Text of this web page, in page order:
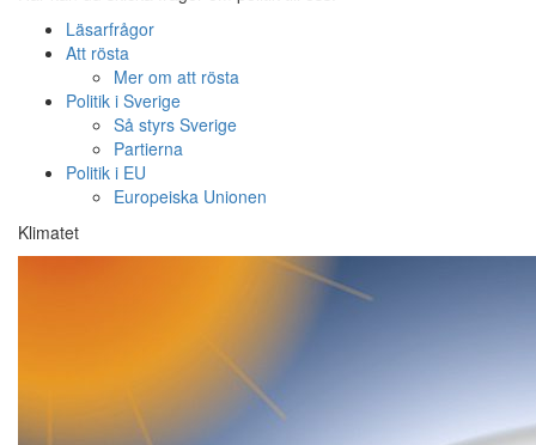
Läsarfrågor
Att rösta
Mer om att rösta
Politik i Sverige
Så styrs Sverige
Partierna
Politik i EU
Europeiska Unionen
Klimatet